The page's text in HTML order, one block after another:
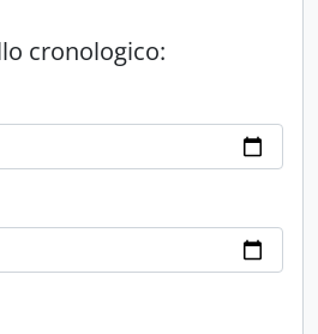
cronologico: